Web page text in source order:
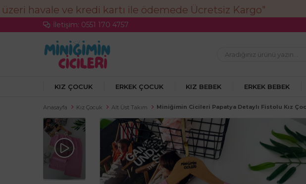
İletişim: 0551 170 4757
KIZ ÇOCUK ERKEK ÇOCUK KIZ BEBEK ERKEK BEBEK
Anasayfa Kız Çocuk Alt Üst Takım Miniğimin Cicileri Papatya Detaylı Fistolu Kız